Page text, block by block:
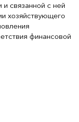
и связанной с ней
хозяйствующего
финансовой